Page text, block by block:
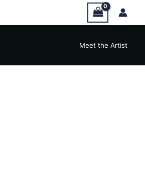
Meet the Artist